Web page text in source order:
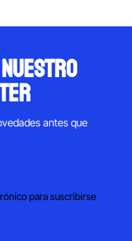
antes que
para suscribirse